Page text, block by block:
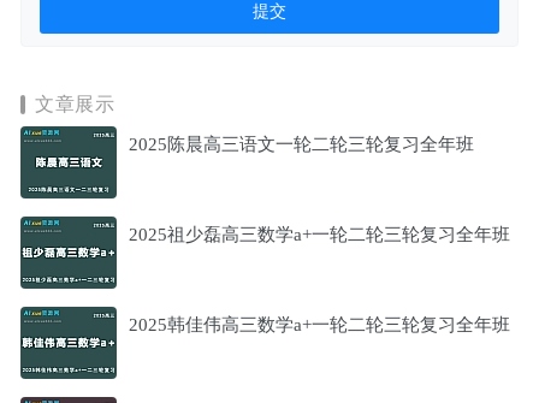
文章展示
2025陈晨高三语文一轮二轮三轮复习全年班
2025祖少磊高三数学a+一轮二轮三轮复习全年班
2025韩佳伟高三数学a+一轮二轮三轮复习全年班